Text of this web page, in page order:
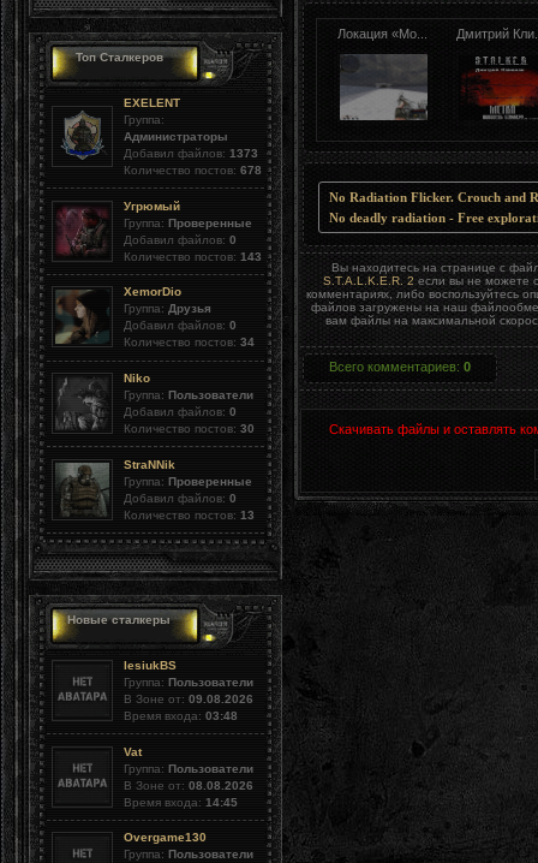
Топ Сталкеров
EXELENT
Группа:
Администраторы
Добавил файлов: 1373
Количество постов: 678
Угрюмый
Группа: Проверенные
Добавил файлов: 0
Количество постов: 143
XemorDio
Группа: Друзья
Добавил файлов: 0
Количество постов: 34
Niko
Группа: Пользователи
Добавил файлов: 0
Количество постов: 30
StraNNik
Группа: Проверенные
Добавил файлов: 0
Количество постов: 13
Новые сталкеры
lesiukBS
Группа: Пользователи
В Зоне от: 09.08.2026
Время входа: 03:48
Vat
Группа: Пользователи
В Зоне от: 08.08.2026
Время входа: 14:45
Overgame130
Группа: Пользователи
Локация «Мо... Дмитрий
No Radiation Flicker. Crouch and
No deadly radiation - Free
Вы находитесь на странице с
S.T.A.L.K.E.R. 2 если вы не можете
комментариях, либо воспользуйтесь
файлов загружены на наш
вам файлы на максимальной
Всего комментариев: 0
Скачивать файлы и оставлять